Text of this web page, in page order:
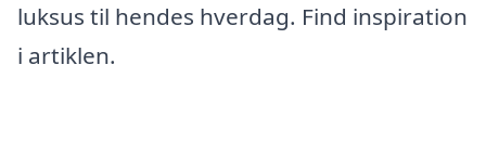
luksus til hendes hverdag. Find inspiration
i artiklen.